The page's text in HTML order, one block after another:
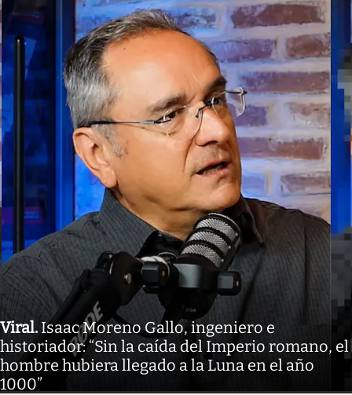
Viral. Isaac Moreno Gallo, ingeniero e
historiador: “Sin la caída del Imperio romano, el
hombre hubiera llegado a la Luna en el año
1000”